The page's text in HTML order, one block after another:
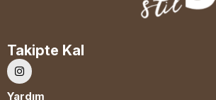
Takipte Kal
Yardım